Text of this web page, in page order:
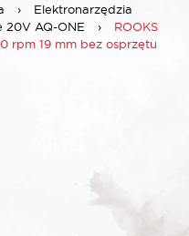
›
Elektronarzędzia
20V AQ-ONE ›
ROOKS
rpm 19 mm bez osprzętu